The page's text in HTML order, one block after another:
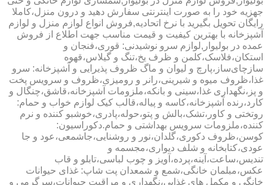
جهزیه خود را به صورت اینترنتی سفارش دهید و درون منزل،کاملا
رایگان تحویل بگیرید با نرخ اتحادیه,فروش انواع لوازم منزل و لوازم
آشپزخانه با بهترین کیفیت و قیمت مناسب جهت اطلاع از فروش
عمده در بولیوار,لوازم سرو نوشیدنی: قوری،فنجان و
استکان،فلاسک،کلمن و ظرف یخ،تنگ و گیلاس،قهوه
سازچای‌ساز،پارچ و لیوان و ماگ ظروف پذیرایی و آشپزخانه: سرو
غذا،ظروف میوه و شیرینی،رانر و رومیزی،ظروف و سرویس پخت
و پز،نگهداری غذا،سینی و بانکه،ملزومات آشپزخانه،قاشق،چنگال و
کارد،رنده آشپزخانه،کاسه و پیاله،قالب کیک لوازم خواب و حمام:
روتختی و کاور،تشک،بالش و پتو،حوله،پادری،خوشبو کننده و نرم
کننده،ملزومات سرویس بهداشتی و حمام.دکوراسیون:
کوسن،ظروف دکوری،گلدان،نور و روشنایی،جاشمعی،عود و جا
عودی،کتابخانه و شلف دیواری،مجسمه و
تندیس،ساعت،آینه،پرده،آویز و چوب لباسی،تابلو و قاب
عکس،مبلمان خانگی،شمع و شمعدان پت شاپ: غذای حیوانات
خانگی و مکمل های غذایی،نگهداری و مراقبت حیوانات،سرگرمی و